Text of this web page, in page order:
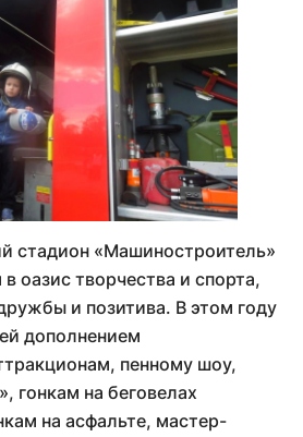
стадион «Машиностроитель»
оазис творчества и спорта,
и позитива. В этом году
дополнением
пенному шоу,
гонкам на беговелах
на асфальте, мастер-